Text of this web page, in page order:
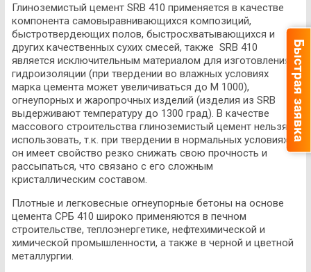
Глиноземистый цемент SRB 410 применяется в качестве
компонента самовыравнивающихся композиций,
быстротвердеющих полов, быстросхватывающихся и
других качественных сухих смесей, также SRB 410
является исключительным материалом для изготовления
гидроизоляции (при твердении во влажных условиях
марка цемента может увеличиваться до M 1000),
огнеупорных и жаропрочных изделий (изделия из SRB
выдерживают температуру до 1300 град). В качестве
массового строительства глиноземистый цемент нельзя
использовать, т.к. при твердении в нормальных условиях
он имеет свойство резко снижать свою прочность и
рассыпаться, что связано с его сложным
кристаллическим составом.
Плотные и легковесные огнеупорные бетоны на основе
цемента СРБ 410 широко применяются в печном
строительстве, теплоэнергетике, нефтехимической и
химической промышленности, а также в черной и цветной
металлургии.
Быстрая заявка